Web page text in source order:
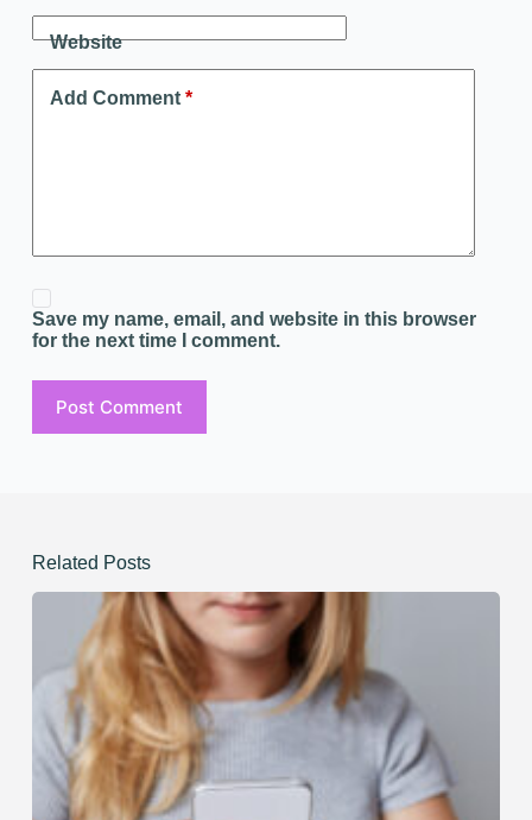
Website
Add Comment*
Save my name, email, and website in this browser
for the next time I comment.
Post Comment
Related Posts